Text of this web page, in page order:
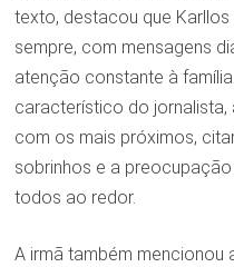
texto, destacou que
sempre, com mensagens
atenção constante à
característico do
com os mais próximos,
sobrinhos e a
todos ao redor.
A irmã também mencionou